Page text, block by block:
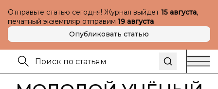
Отправьте статью сегодня! Журнал выйдет 15 августа,
печатный экземпляр отправим 19 августа
Опубликовать статью